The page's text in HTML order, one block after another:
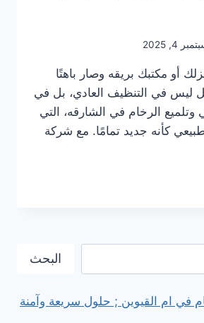
4, 2025
أو مكتبك بريقه وصار باهتًا
ليس في التنظيف العادي، بل في
الرخام في الشارقه، التي
كأنه جديد تمامًا. مع شركة
البحث
في ام القيوين ; حلول سريعة وآمنة